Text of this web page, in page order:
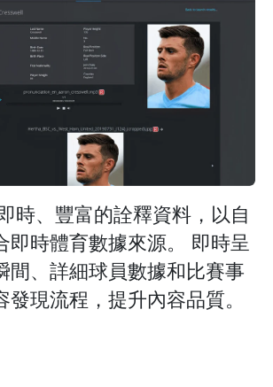
時、豐富的詮釋資料，以自
即時體育數據來源。 即時呈
間、詳細球員數據和比賽事
現流程，提升內容品質。